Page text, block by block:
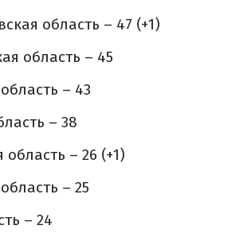
область – 47 (+1)
область – 45
– 43
– 38
– 26 (+1)
– 25
– 24